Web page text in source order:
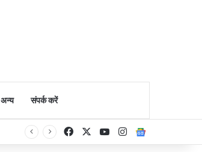
अन्य संपर्क करें
FacebookYouTubeInstagram